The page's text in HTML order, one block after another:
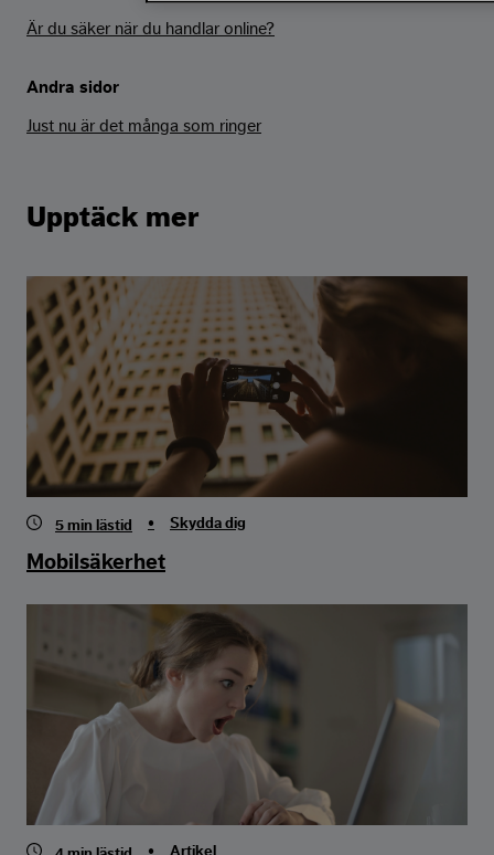
Är du säker när du handlar online?
Andra sidor
Just nu är det många som ringer
Upptäck mer
5 min lästid • Skydda dig
Mobilsäkerhet
• Artikel